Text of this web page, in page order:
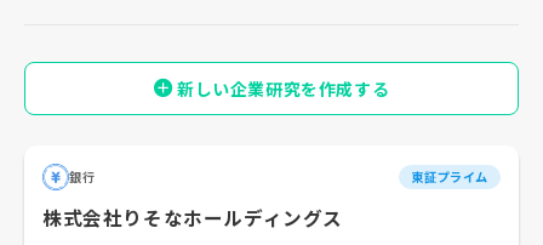
新しい企業研究を作成する
銀行 東証プライム
株式会社りそなホールディングス